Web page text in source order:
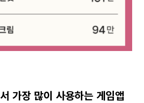
가장 많이 사용하는 게임앱